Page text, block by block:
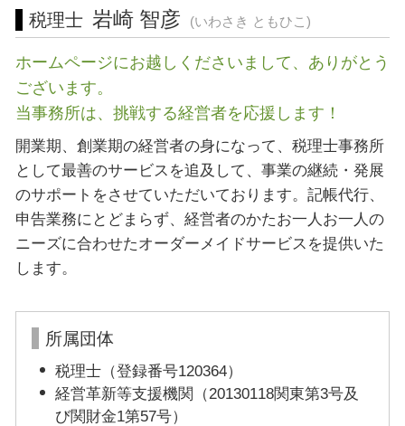
税理士 岩崎 智彦 (いわさき ともひこ)
ホームページにお越しくださいまして、ありがとう
ございます。
当事務所は、挑戦する経営者を応援します！
開業期、創業期の経営者の身になって、税理士事務所
として最善のサービスを追及して、事業の継続・発展
のサポートをさせていただいております。記帳代行、
申告業務にとどまらず、経営者のかたお一人お一人の
ニーズに合わせたオーダーメイドサービスを提供いた
します。
所属団体
税理士（登録番号120364）
経営革新等支援機関（20130118関東第3号及
び関財金1第57号）